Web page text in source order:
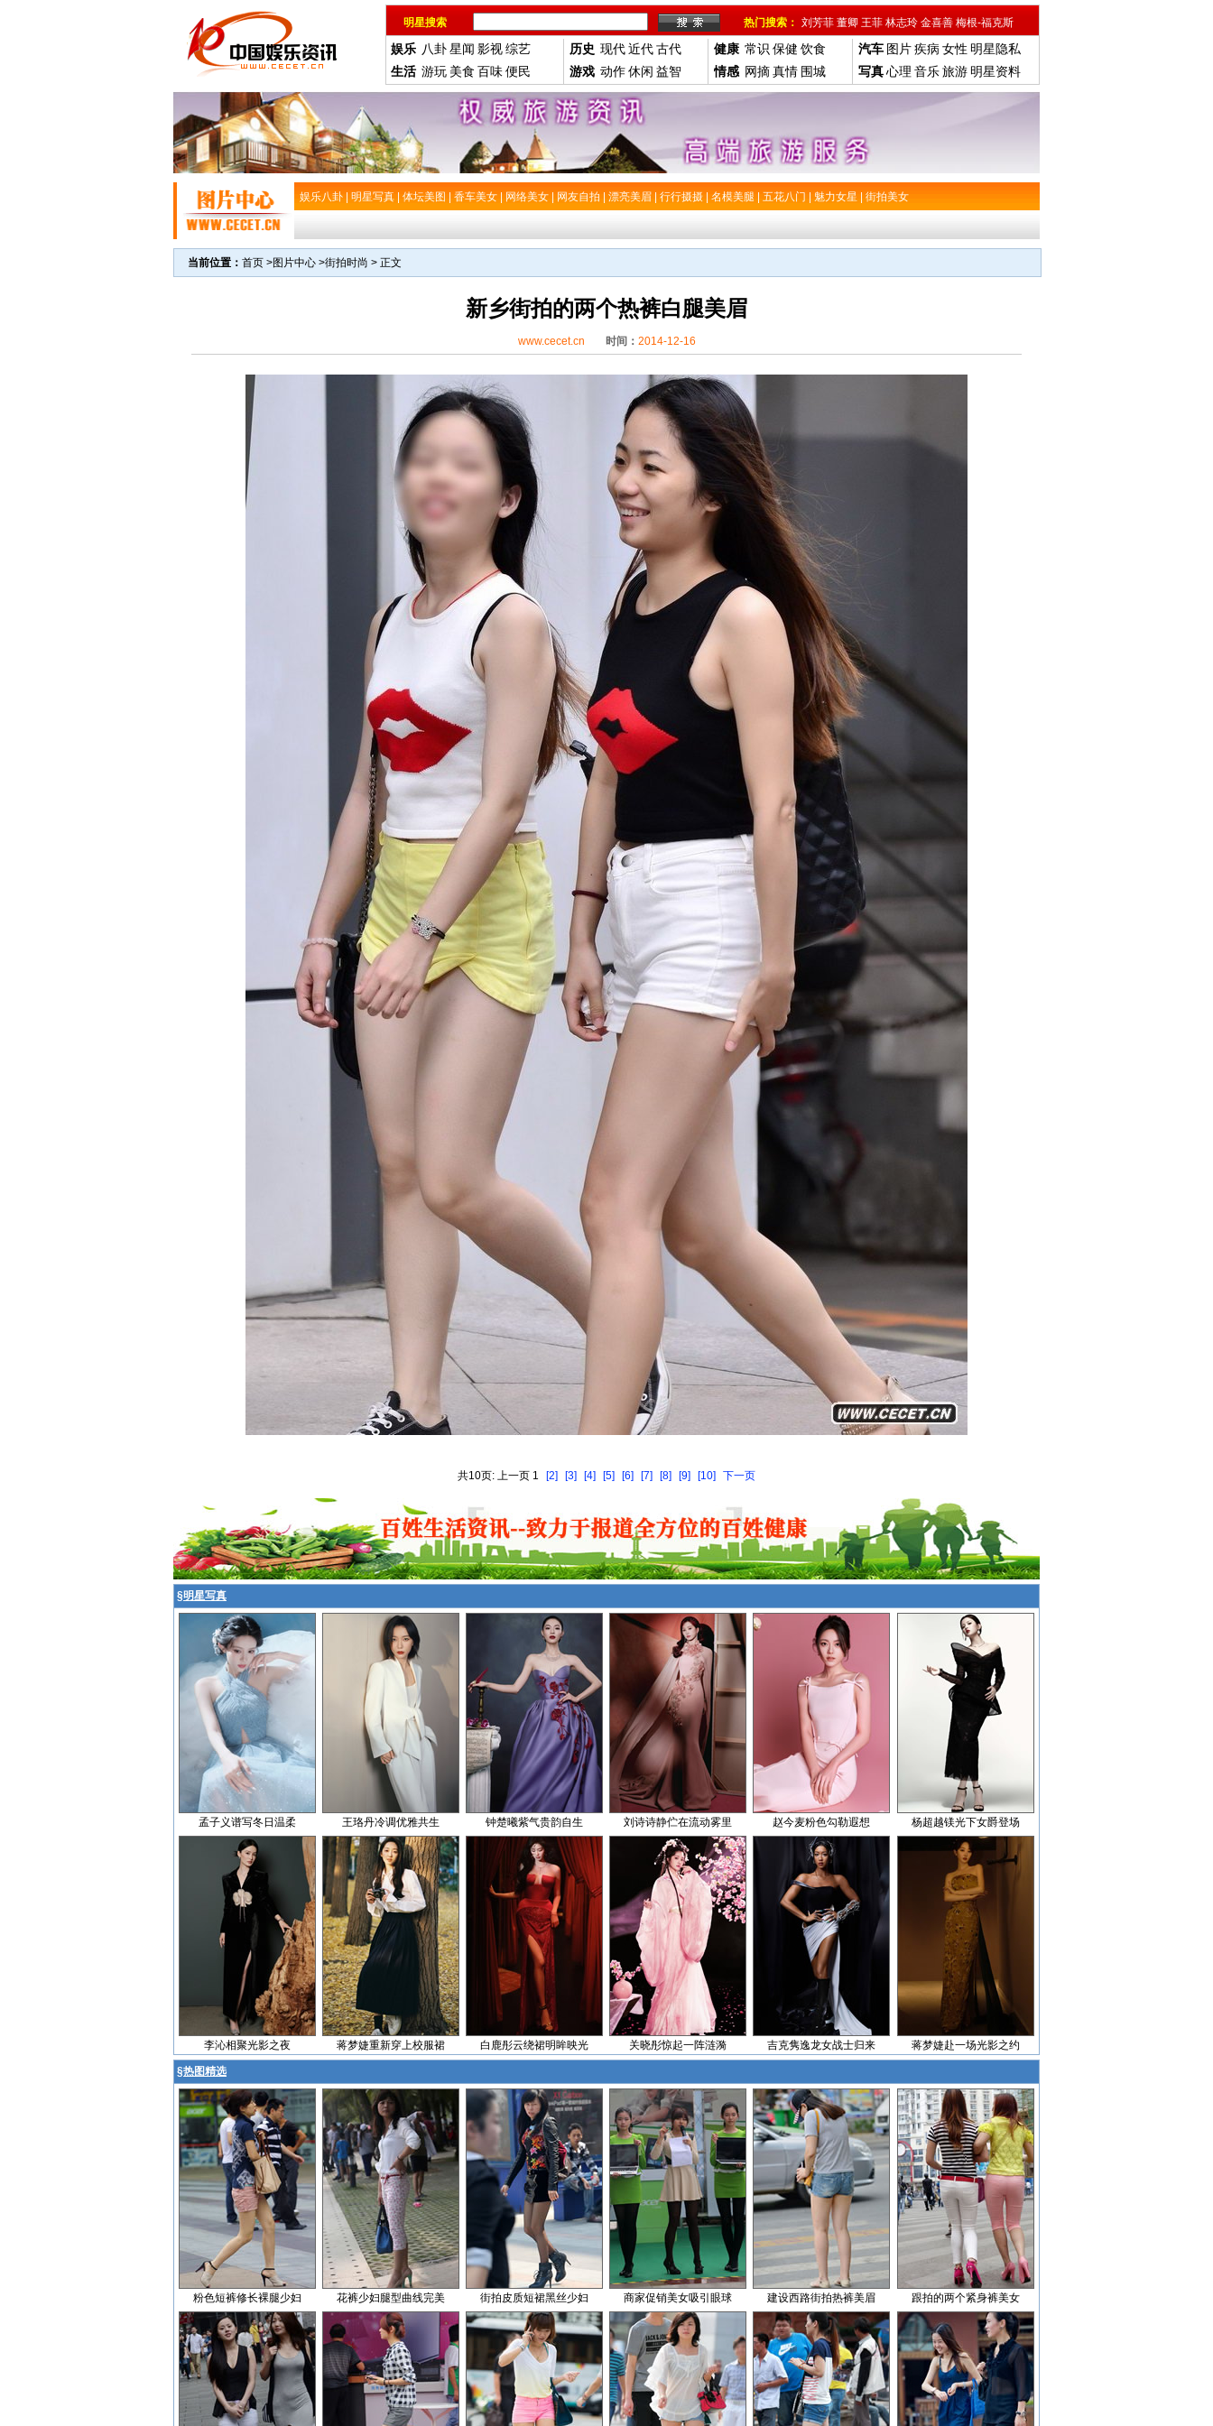
明星搜索 热门搜索： 刘芳菲 董卿 王菲 林志玲 金喜善 梅根-福克斯
娱乐 八卦星闻 影视综艺
生活 游玩 美食 百味便民
历史 现代近代古代
游戏 动作休闲 益智
健康 常识 保健 饮食
情感 网摘真情 围城
汽车 图片疾病 女性 明星隐私
写真心理 音乐旅游 明星资料
娱乐八卦 明星写真 体坛美图 香车美女 网络美女 网友自拍 漂亮美眉 行行摄摄 名模美腿 五花八门 魅力女星 街拍美女
当前位置： 首页 >图片中心 >街拍时尚 > 正文
新乡街拍的两个热裤白腿美眉
www.cecet.cn 时间： 2014-12-16
共10页: 上一页 1 [2] [3] [4] [5] [6] [7] [8] [9] [10] 下一页
§明星写真
孟子义谱写冬日温柔 王珞丹冷调优雅共生 钟楚曦紫气贵韵自生 刘诗诗静伫在流动雾里 赵今麦粉色勾勒遐想 杨超越镁光下女爵登场
李沁相聚光影之夜 蒋梦婕重新穿上校服裙 白鹿彤云绕裙明眸映光 关晓彤惊起一阵涟漪 吉克隽逸龙女战士归来 蒋梦婕赴一场光影之约
§热图精选
粉色短裤修长裸腿少妇 花裤少妇腿型曲线完美 街拍皮质短裙黑丝少妇 商家促销美女吸引眼球 建设西路街拍热裤美眉 跟拍的两个紧身裤美女